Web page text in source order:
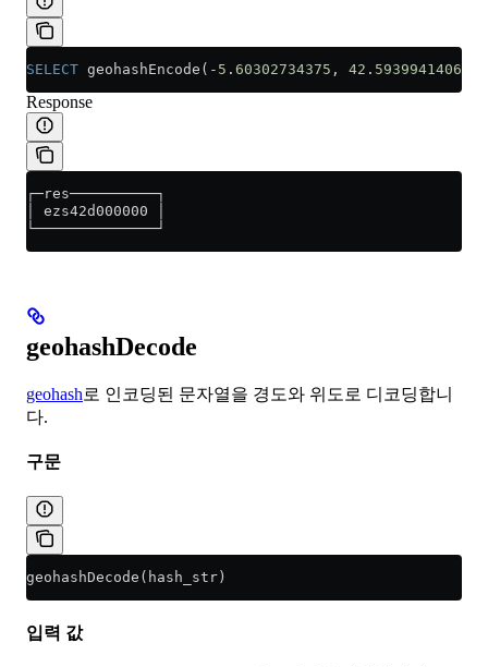
SELECT geohashEncode( - 5 . 60302734375 , 42 . 593994140625
Response
┌─res──────────┐
│ ezs42d000000 │
└──────────────┘
geohashDecode
geohash로 인코딩된 문자열을 경도와 위도로 디코딩합니
다.
구문
geohashDecode(hash_str)
입력 값